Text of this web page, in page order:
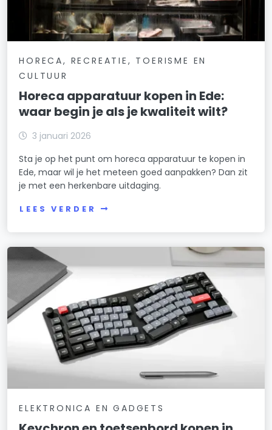
HORECA, RECREATIE, TOERISME EN
CULTUUR
Horeca apparatuur kopen in Ede:
waar begin je als je kwaliteit wilt?
3 januari 2026
Sta je op het punt om horeca apparatuur te kopen in
Ede, maar wil je het meteen goed aanpakken? Dan zit
je met een herkenbare uitdaging.
LEES VERDER
ELEKTRONICA EN GADGETS